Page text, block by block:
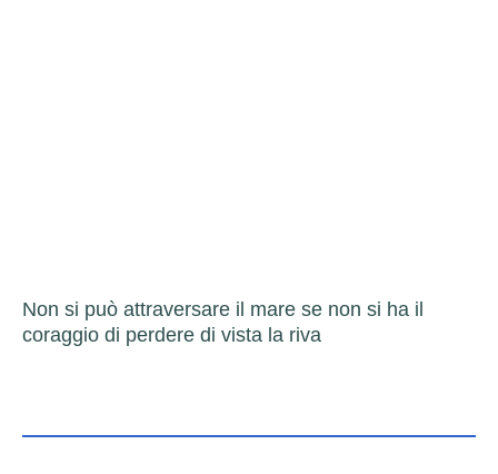
Non si può attraversare il mare se non si ha il
coraggio di perdere di vista la riva